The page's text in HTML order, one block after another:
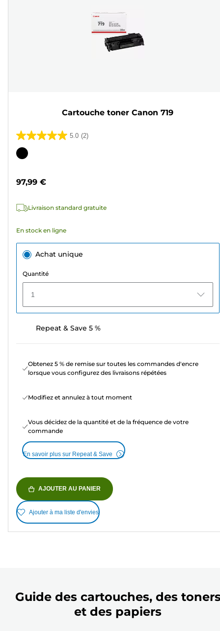
Cartouche toner Canon 719
5.0 (2)
5.0
sur
2
Cartouche
97,99 €
Livraison standard gratuite
En stock en ligne
Achat unique
Quantité
1
Repeat & Save 5 %
Obtenez 5 % de remise sur toutes les commandes d'encre
lorsque vous configurez des livraisons répétées
Modifiez et annulez à tout moment
Vous décidez de la quantité et de la fréquence de votre
commande
En savoir plus sur Repeat & Save
AJOUTER AU PANIER
Ajouter à ma liste d'envies
Guide des cartouches, des
et des papiers